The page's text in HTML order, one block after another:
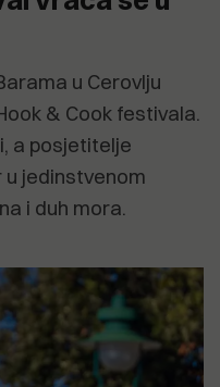
u Cerovlju
& Cook festivala.
a posjetitelje
jedinstvenom
i duh mora.